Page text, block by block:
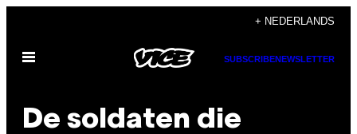
de
+ NEDERLANDS
Open
SUBSCRIBENEWSLETTER
De soldaten die